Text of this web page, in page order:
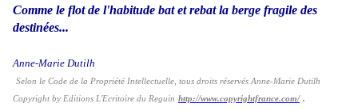
Comme le flot de l'habitude bat et rebat la berge fragile des
destinées...
Anne-Marie Dutilh
Selon le Code de la Propriété Intellectuelle, tous droits réservés Anne-Marie Dutilh
Copyright by Editions L'Ecritoire du Reguin http://www.copyrightfrance.com/ .